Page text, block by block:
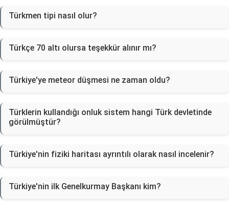
Türkmen tipi nasıl olur?
Türkçe 70 altı olursa teşekkür alınır mı?
Türkiye'ye meteor düşmesi ne zaman oldu?
Türklerin kullandığı onluk sistem hangi Türk devletinde
görülmüştür?
Türkiye'nin fiziki haritası ayrıntılı olarak nasıl incelenir?
Türkiye'nin ilk Genelkurmay Başkanı kim?